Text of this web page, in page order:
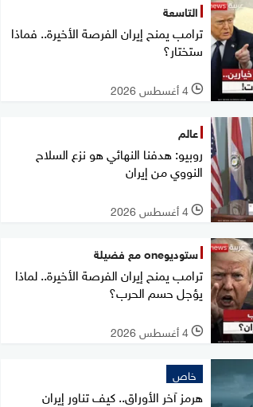
التاسعة
ترامب يمنح إيران الفرصة الأخيرة.. فماذا
ستختار؟
l 4 أغسطس 2026
عالم
روبيو: هدفنا النهائي هو نزع السلاح
النووي من إيران
l 4 أغسطس 2026
ستوديوone مع فضيلة
ترامب يمنح إيران الفرصة الأخيرة.. لماذا
يؤجل حسم الحرب؟
l 4 أغسطس 2026
خاص
هرمز آخر الأوراق.. كيف تناور إيران